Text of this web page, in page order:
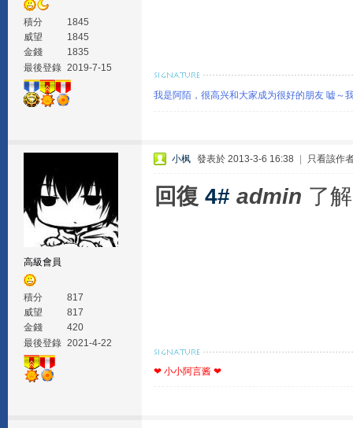
積分
1845
威望
1845
金錢
1835
最後登錄 2019-7-15
我是阿陌，很高兴和大家成为很好的朋友 嘘～
高級會員
積分
817
威望
817
金錢
420
最後登錄 2021-4-22
小枫 發表於 2013-3-6 16:38 只看該作
回復 4# admin 了
❤ 小小阿言酱 ❤